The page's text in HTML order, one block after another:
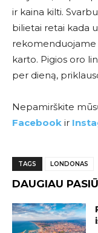
ir kaina kilti.
bilietai retai kada
rekomenduojame
karto. Pigios oro
per dieną,
Nepamirškite
Facebook ir
TAGS LONDONAS
DAUGIAU